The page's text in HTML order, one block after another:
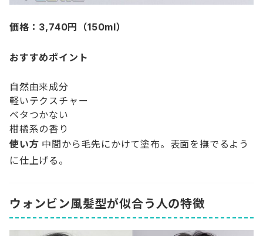
価格：3,740円（150ml）
おすすめポイント
自然由来成分
軽いテクスチャー
ベタつかない
柑橘系の香り
使い方 中間から毛先にかけて塗布。表面を撫でるよう
に仕上げる。
ウォンビン風髪型が似合う人の特徴